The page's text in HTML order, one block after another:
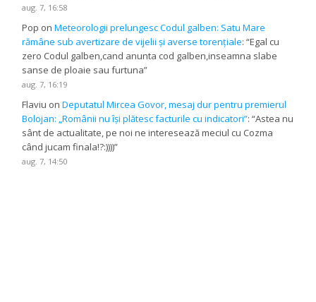
aug. 7, 16:58
Pop onMeteorologii prelungesc Codul galben: Satu Mare
rămâne sub avertizare de vijelii și averse torențiale: “Egal cu
zero Codul galben,cand anunta cod galben,inseamna slabe
sanse de ploaie sau furtuna”
aug. 7, 16:19
Flaviu onDeputatul Mircea Govor, mesaj dur pentru premierul
Bolojan: „Românii nu își plătesc facturile cu indicatori”: “Astea nu
sânt de actualitate, pe noi ne interesează meciul cu Cozma
când jucam finala!?:))))”
aug. 7, 14:50